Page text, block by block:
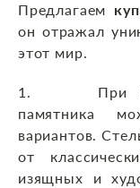
Предлагаем
он отражал
этот мир.
1. При
памятника
вариантов.
от
изящных и